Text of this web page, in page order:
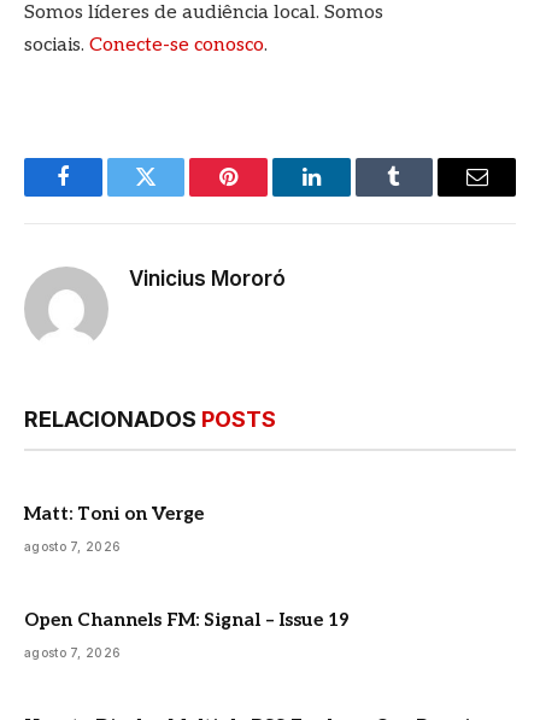
Somos líderes de audiência local. Somos
sociais. Conecte-se conosco.
FacebookTwitter Pinterest LinkedInTumblr
E-
Vinicius Mororó
RELACIONADOS POSTS
Matt: Toni on Verge
agosto 7, 2026
Open Channels FM: Signal – Issue 19
agosto 7, 2026